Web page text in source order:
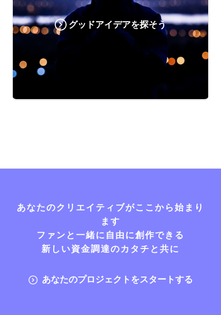
グッドアイデアを探そう
あなたのクリエイティブがここから始まり
ます
ファンと一緒に自由に創作できる
新しい資金調達のカタチと共に
あなたのプロジェクトをスタートする